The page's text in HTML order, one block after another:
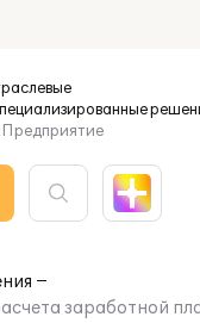
заработной